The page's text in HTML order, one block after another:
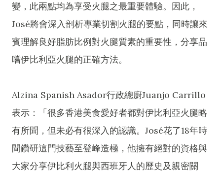
變，此兩點均為享受火腿之最重要體驗。因此，
José將會深入剖析專業切割火腿的要點，同時讓來
賓理解良好脂肪比例對火腿質素的重要性，分享品
嚐伊比利亞火腿的正確方法。
Alzina Spanish Asador行政總廚Juanjo Carrillo
表示：「很多香港美食愛好者都對伊比利亞火腿略
有所聞，但未必有很深入的認識。José花了18年時
間鑽研這門技藝至登峰造極，他擁有絕對的資格與
大家分享伊比利火腿與西班牙人的歷史及親密關